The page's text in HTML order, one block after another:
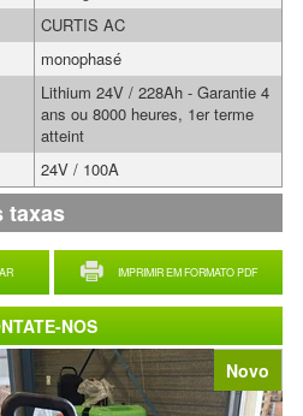
Novo
IMPRIMIR EM FORMATO PDF
CURTIS AC
monophasé
Lithium 24V / 228Ah - Garantie 4
ans ou 8000 heures, 1er terme
atteint
24V / 100A
taxas
NOS